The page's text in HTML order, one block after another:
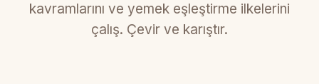
kavramlarını ve yemek eşleştirme ilkelerini
çalış. Çevir ve karıştır.